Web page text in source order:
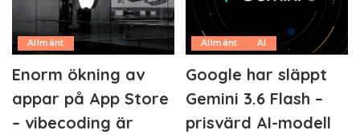
Allmänt
Enorm ökning av
appar på App Store
– vibecoding är
Allmänt AI
Google har släppt
Gemini 3.6 Flash –
prisvärd AI-modell